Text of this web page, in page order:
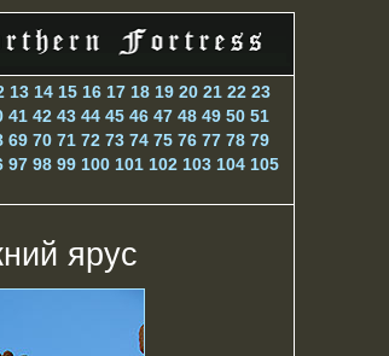
13 14 15 16 17 18 19 20 21 22 23
41 42 43 44 45 46 47 48 49 50 51
69 70 71 72 73 74 75 76 77 78 79
97 98 99 100 101 102 103 104 105
ярус